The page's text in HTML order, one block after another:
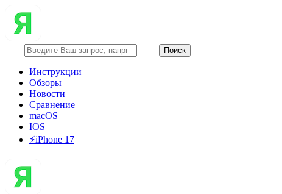
Инструкции
Обзоры
Новости
Сравнение
macOS
IOS
⚡️iPhone 17